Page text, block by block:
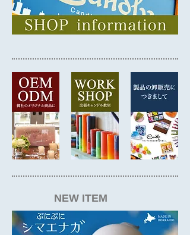
NEW ITEM